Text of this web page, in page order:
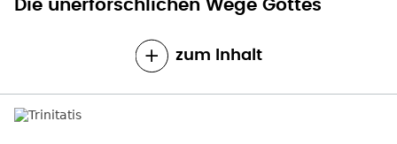
Die unerforschlichen Wege Gottes
zum Inhalt